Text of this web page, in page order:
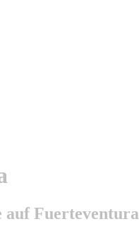
Fuerteventura